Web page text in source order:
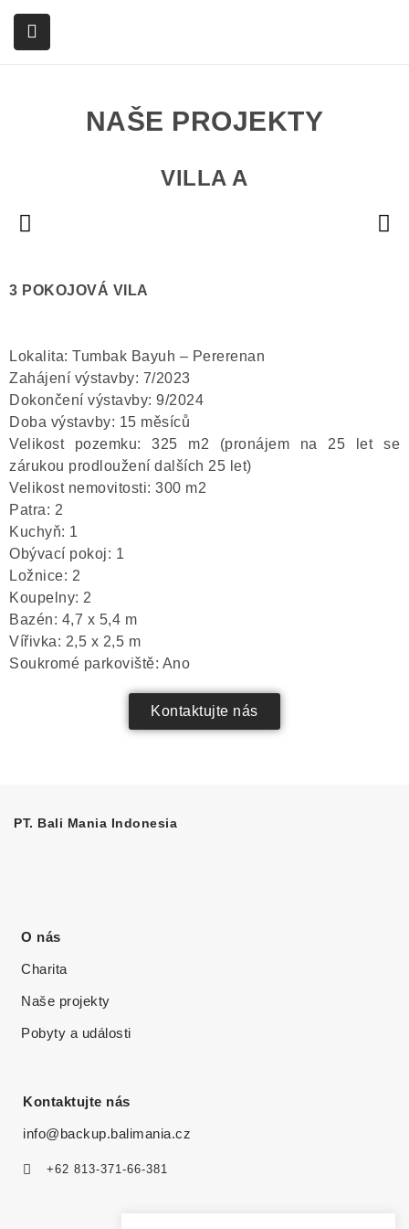
(Služby)
NAŠE PROJEKTY
VILLA A
3 POKOJOVÁ VILA
Lokalita: Tumbak Bayuh – Pererenan
Zahájení výstavby: 7/2023
Dokončení výstavby: 9/2024
Doba výstavby: 15 měsíců
Velikost pozemku: 325 m2 (pronájem na 25 let se
zárukou prodloužení dalších 25 let)
Velikost nemovitosti: 300 m2
Patra: 2
Kuchyň: 1
Obývací pokoj: 1
Ložnice: 2
Koupelny: 2
Bazén: 4,7 x 5,4 m
Vířivka: 2,5 x 2,5 m
Soukromé parkoviště: Ano
Kontaktujte nás
PT. Bali Mania Indonesia
O nás
Charita
Naše projekty
Pobyty a události
Kontaktujte nás
info@backup.balimania.cz
+62 813-371-66-381